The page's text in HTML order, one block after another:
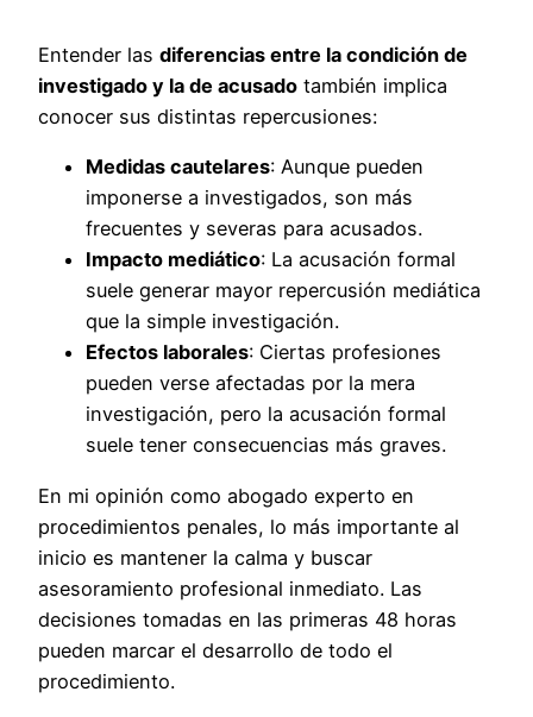
Entender las diferencias entre la condición de
investigado y la de acusado también implica
conocer sus distintas repercusiones:
Medidas cautelares: Aunque pueden
imponerse a investigados, son más
frecuentes y severas para acusados.
Impacto mediático: La acusación formal
suele generar mayor repercusión mediática
que la simple investigación.
Efectos laborales: Ciertas profesiones
pueden verse afectadas por la mera
investigación, pero la acusación formal
suele tener consecuencias más graves.
En mi opinión como abogado experto en
procedimientos penales, lo más importante al
inicio es mantener la calma y buscar
asesoramiento profesional inmediato. Las
decisiones tomadas en las primeras 48 horas
pueden marcar el desarrollo de todo el
procedimiento.